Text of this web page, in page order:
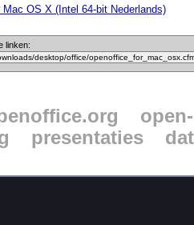
OS X (Intel 64-bit Nederlands)
linken:
presentaties